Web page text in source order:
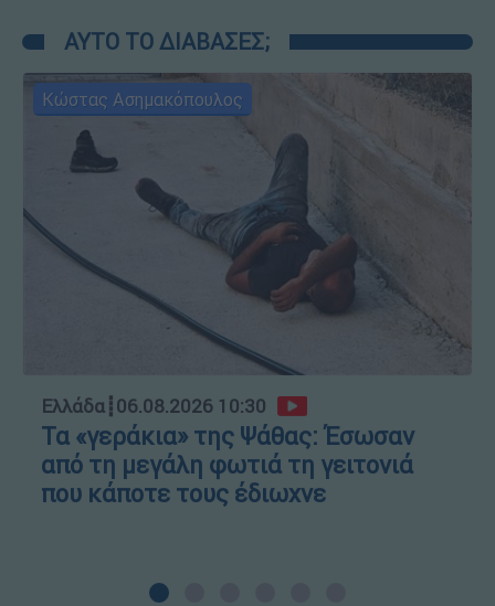
ΑΥΤΟ ΤΟ ΔΙΑΒΑΣΕΣ;
Κώστας Ασημακόπουλος
Ελλάδα┋06.08.2026 10:30
Τα «γεράκια» της Ψάθας: Έσωσαν
από τη μεγάλη φωτιά τη γειτονιά
που κάποτε τους έδιωχνε